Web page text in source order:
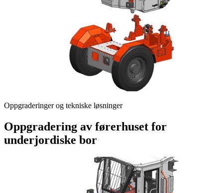
Oppgraderinger og tekniske løsninger
Oppgradering av førerhuset for
underjordiske bor